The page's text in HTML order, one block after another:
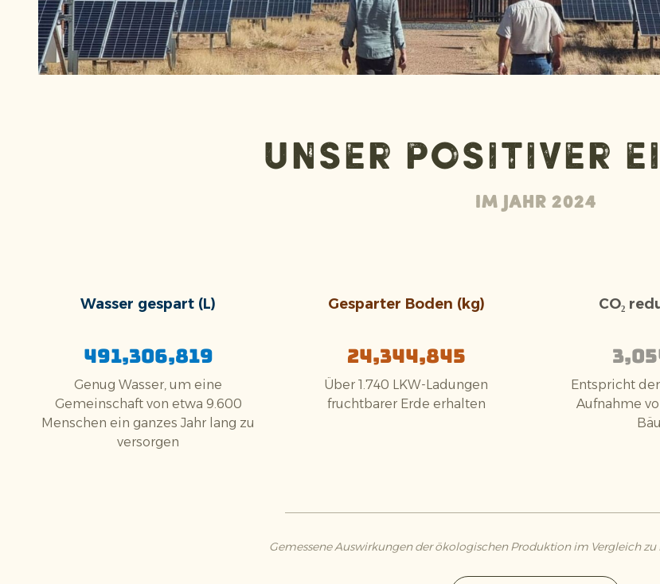
Unser positiver
Im Jahr 2024
Wasser gespart (L)
491,306,819
Genug Wasser, um eine
Gemeinschaft von etwa 9.600
Menschen ein ganzes Jahr lang zu
versorgen
Gesparter Boden (kg)
24,344,845
Über 1.740 LKW-Ladungen
fruchtbarer Erde erhalten
CO₂
Entspricht
Aufnahme
Gemessene Auswirkungen der ökologischen Produktion im Vergleich